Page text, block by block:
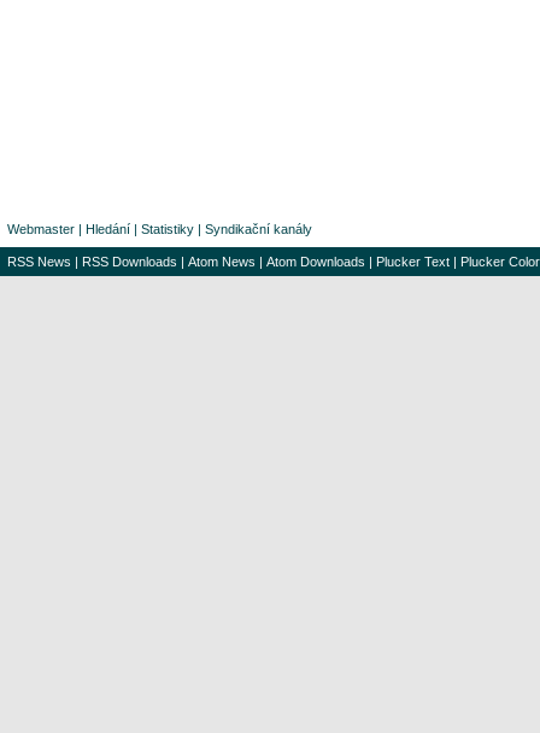
Webmaster | Hledání | Statistiky | Syndikační kanály
RSS News | RSS Downloads | Atom News | Atom Downloads | Plucker Text | Plucker Color